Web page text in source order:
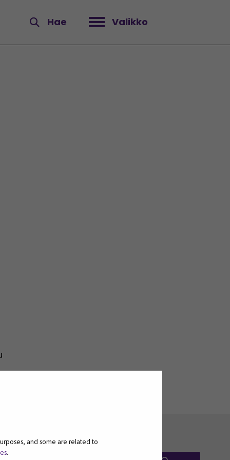
and some are related to
.
Hae Valikko
Avaa valikko